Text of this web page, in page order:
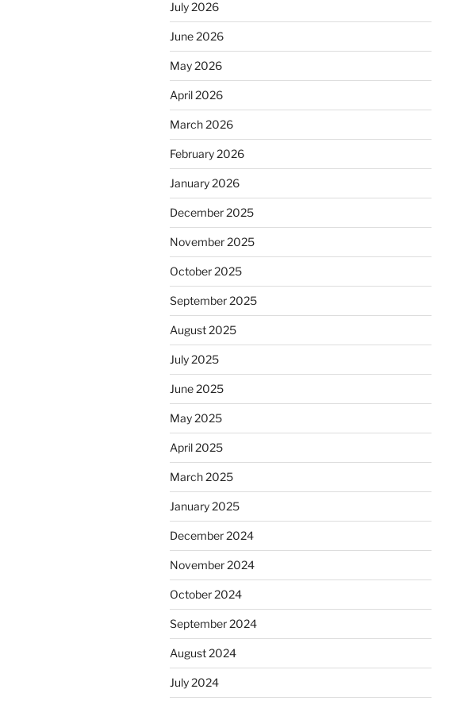
July 2026
June 2026
May 2026
April 2026
March 2026
February 2026
January 2026
December 2025
November 2025
October 2025
September 2025
August 2025
July 2025
June 2025
May 2025
April 2025
March 2025
January 2025
December 2024
November 2024
October 2024
September 2024
August 2024
July 2024